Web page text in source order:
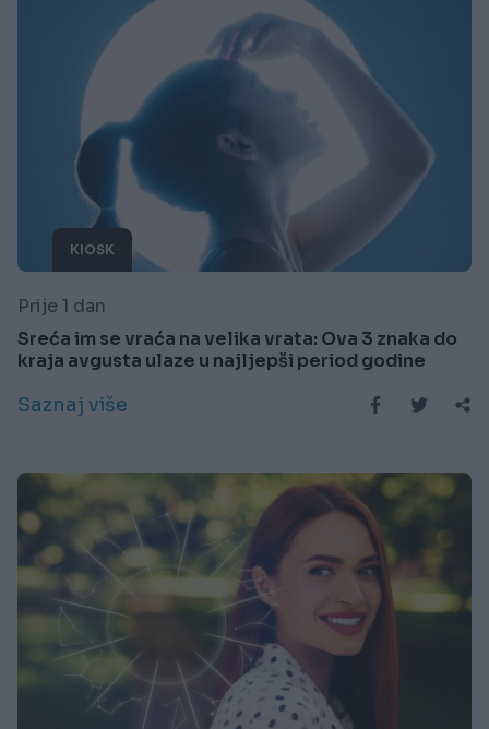
KIOSK
Prije 1 dan
Sreća im se vraća na velika vrata: Ova 3 znaka do
kraja avgusta ulaze u najljepši period godine
Saznaj više